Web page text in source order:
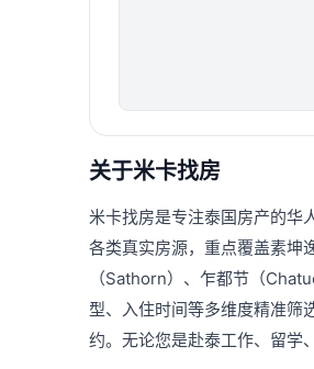
关于米卡找房
米卡找房是专注泰国房产的华
各类真实房源，重点覆盖素
（Sathorn）、乍都节（
型、入住时间等多维度精准筛
约。无论您是赴泰工作、留学